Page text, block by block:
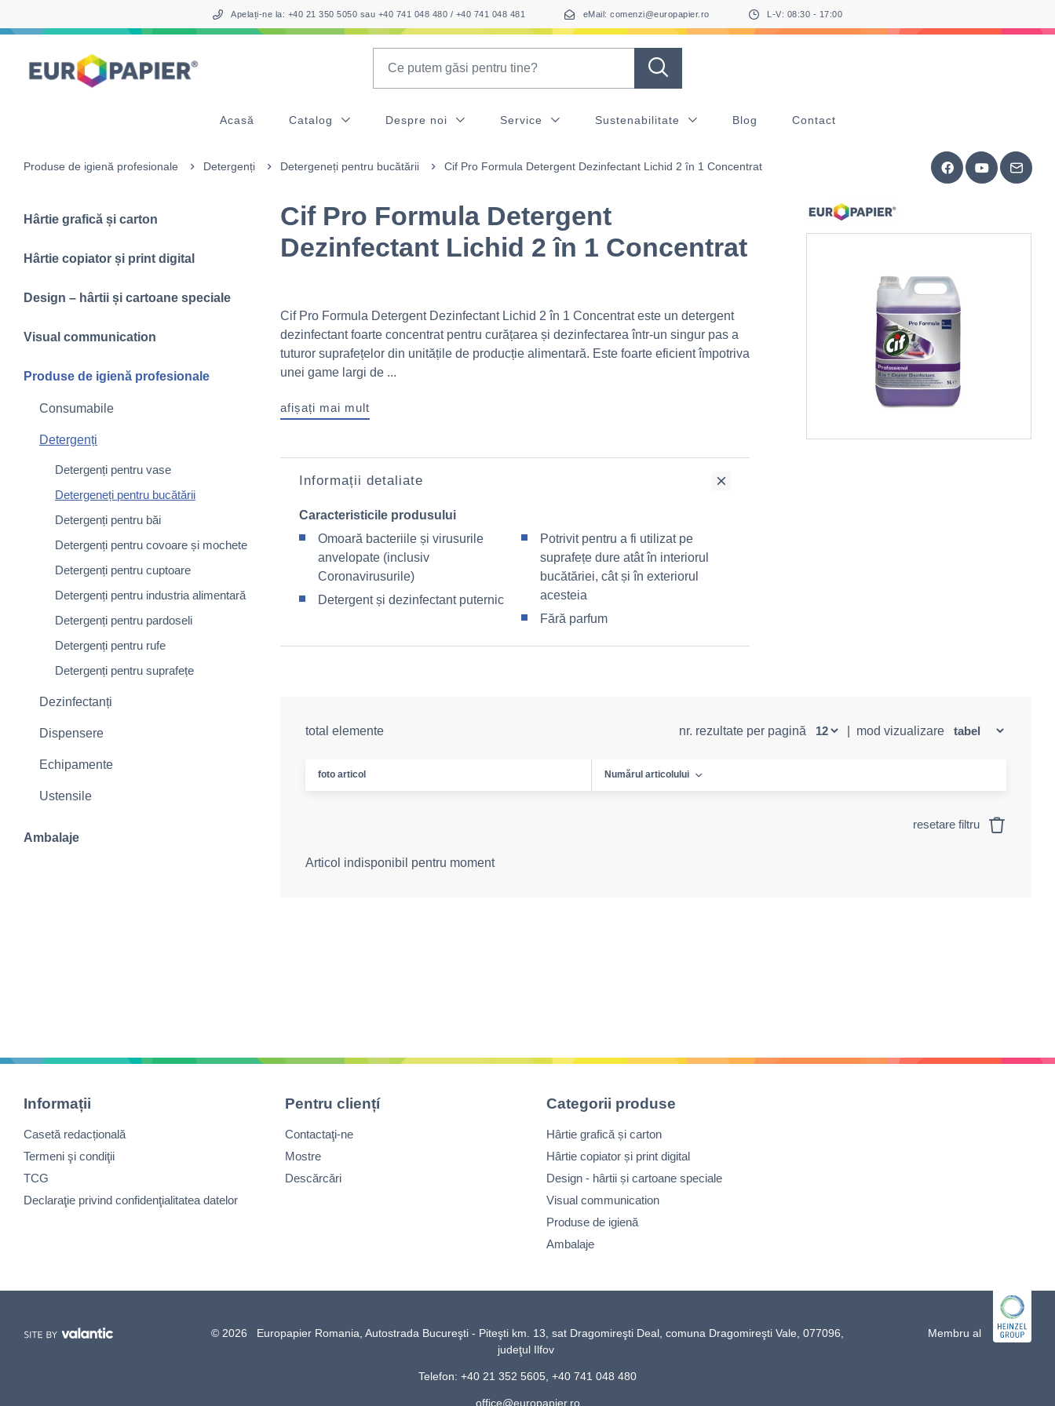
Apelați-ne la: +40 21 350 5050 sau +40 741 048 480 / +40 741 048 481 eMail: comenzi@europapier.ro L-V: 08:30 - 17:00
Acasă Catalog Despre noi Service Sustenabilitate Blog Contact
Produse de igienă profesionale Detergenți Detergeneți pentru bucătării Cif Pro Formula Detergent Dezinfectant Lichid 2 în 1 Concentrat
Hârtie grafică și carton
Hârtie copiator și print digital
Design – hârtii și cartoane speciale
Visual communication
Produse de igienă profesionale
Consumabile
Detergenți
Detergenți pentru vase
Detergeneți pentru bucătării
Detergenți pentru băi
Detergenți pentru covoare și mochete
Detergenți pentru cuptoare
Detergenți pentru industria alimentară
Detergenți pentru pardoseli
Detergenți pentru rufe
Detergenți pentru suprafețe
Dezinfectanți
Dispensere
Echipamente
Ustensile
Ambalaje
Cif Pro Formula Detergent
Dezinfectant Lichid 2 în 1 Concentrat
Cif Pro Formula Detergent Dezinfectant Lichid 2 în 1 Concentrat este un detergent
dezinfectant foarte concentrat pentru curățarea și dezinfectarea într-un singur pas a
tuturor suprafețelor din unitățile de producție alimentară. Este foarte eficient împotriva
unei game largi de ...
afișați mai mult
Informații detaliate
Caracteristicile produsului
Omoară bacteriile și virusurile
anvelopate (inclusiv
Coronavirusurile)
Detergent și dezinfectant puternic
Potrivit pentru a fi utilizat pe
suprafețe dure atât în interiorul
bucătăriei, cât și în exteriorul
acesteia
Fără parfum
total elemente nr. rezultate per pagină mod vizualizare
foto articol Numărul articolului
resetare filtru
Articol indisponibil pentru moment
Informații
Casetă redacțională
Termeni şi condiţii
TCG
Declaraţie privind confidenţialitatea datelor
Pentru cliențí
Contactaţi-ne
Mostre
Descărcări
Categorii produse
Hârtie grafică și carton
Hârtie copiator și print digital
Design - hârtii și cartoane speciale
Visual communication
Produse de igienă
Ambalaje
© 2026 Europapier Romania, Autostrada Bucureşti - Piteşti km. 13, sat Dragomireşti Deal, comuna Dragomireşti Vale, 077096,
judeţul Ilfov
Telefon: +40 21 352 5605, +40 741 048 480
office@europapier.ro
Membru al